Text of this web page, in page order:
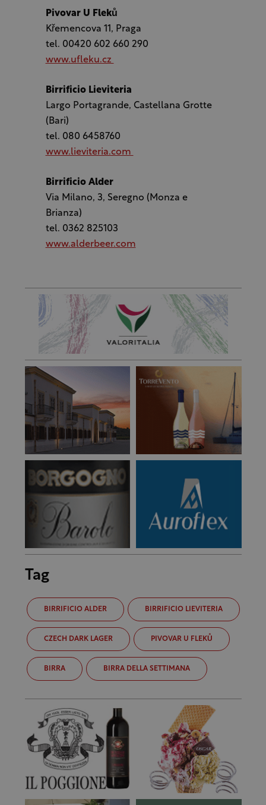
Pivovar U Fleků
Křemencova 11, Praga
tel. 00420 602 660 290
www.ufleku.cz
Birrificio Lieviteria
Largo Portagrande, Castellana Grotte
(Bari)
tel. 080 6458760
www.lieviteria.com
Birrificio Alder
Via Milano, 3, Seregno (Monza e
Brianza)
tel. 0362 825103
www.alderbeer.com
Tag
BIRRIFICIO ALDER BIRRIFICIO LIEVITERIA
CZECH DARK LAGER PIVOVAR U FLEKŮ
BIRRA BIRRA DELLA SETTIMANA